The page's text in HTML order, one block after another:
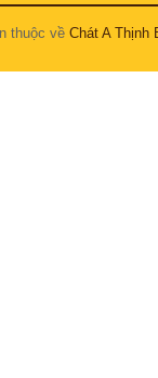
thuộc về Chát A Thịnh